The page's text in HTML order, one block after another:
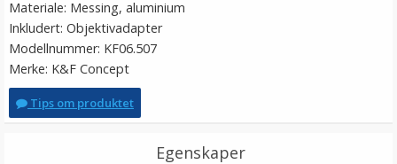
Materiale: Messing, aluminium
Inkludert: Objektivadapter
Modellnummer: KF06.507
Merke: K&F Concept
Tips om produktet
Egenskaper